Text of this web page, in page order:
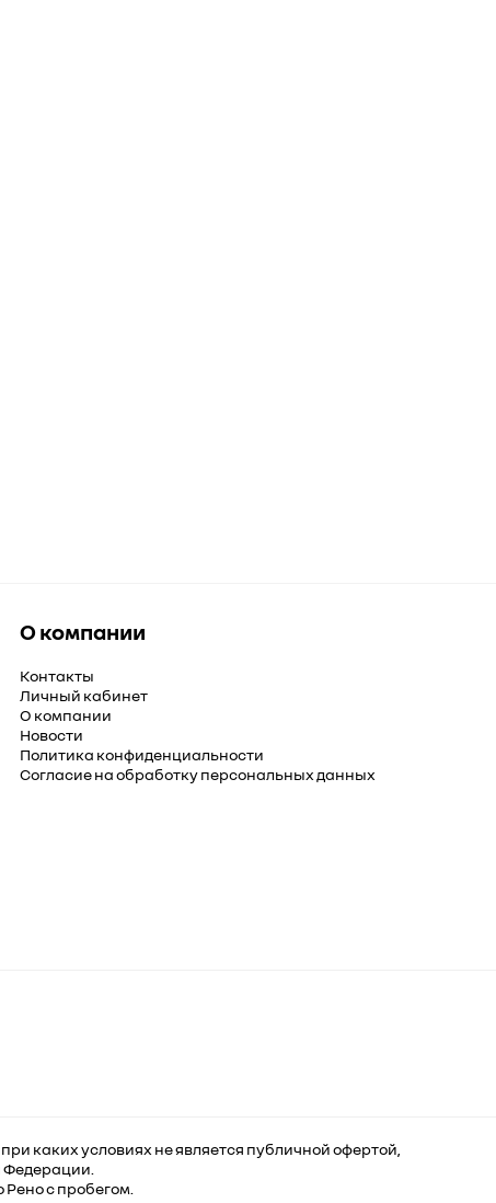
О компании
Контакты
Личный кабинет
О компании
Новости
Политика конфиденциальности
Согласие на обработку персональных данных
каких условиях не является публичной офертой,
с пробегом.